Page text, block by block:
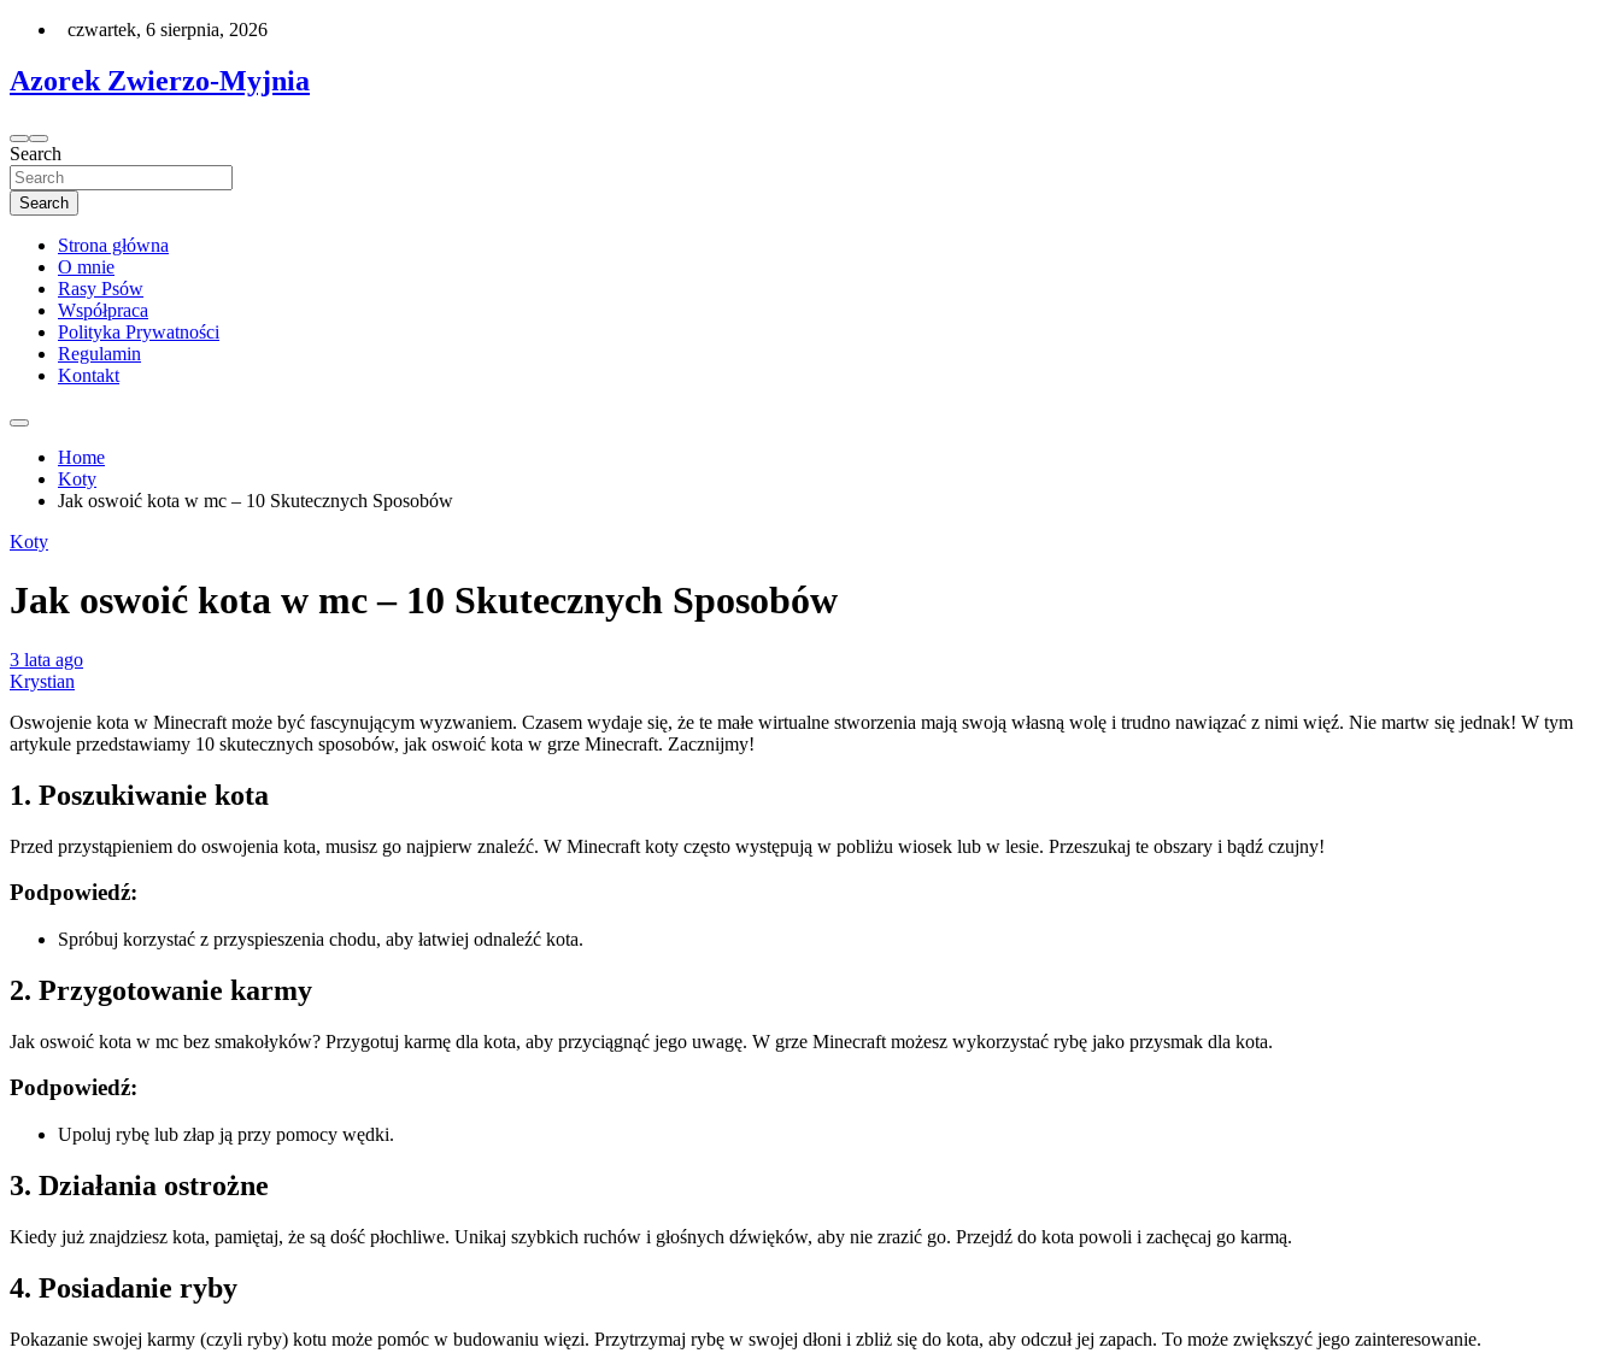
Skip
content
czwartek, 6 sierpnia, 2026
Azorek Zwierzo-Myjnia
Search
Search
Strona główna
O mnie
Rasy Psów
Współpraca
Polityka Prywatności
Regulamin
Kontakt
Home
Koty
Jak oswoić kota w mc – 10 Skutecznych Sposobów
Koty
Jak oswoić kota w mc – 10 Skutecznych Sposobów
3 lata ago
Krystian
Oswojenie kota w Minecraft może być fascynującym wyzwaniem. Czasem wydaje się, że te małe wirtualne stworzenia mają swoją własną wolę i trudno nawiązać z nimi więź. Nie martw się jednak! W tym
artykule przedstawiamy 10 skutecznych sposobów, jak oswoić kota w grze Minecraft. Zacznijmy!
1. Poszukiwanie kota
Przed przystąpieniem do oswojenia kota, musisz go najpierw znaleźć. W Minecraft koty często występują w pobliżu wiosek lub w lesie. Przeszukaj te obszary i bądź czujny!
Podpowiedź:
Spróbuj korzystać z przyspieszenia chodu, aby łatwiej odnaleźć kota.
2. Przygotowanie karmy
Jak oswoić kota w mc bez smakołyków? Przygotuj karmę dla kota, aby przyciągnąć jego uwagę. W grze Minecraft możesz wykorzystać rybę jako przysmak dla kota.
Podpowiedź:
Upoluj rybę lub złap ją przy pomocy wędki.
3. Działania ostrożne
Kiedy już znajdziesz kota, pamiętaj, że są dość płochliwe. Unikaj szybkich ruchów i głośnych dźwięków, aby nie zrazić go. Przejdź do kota powoli i zachęcaj go karmą.
4. Posiadanie ryby
Pokazanie swojej karmy (czyli ryby) kotu może pomóc w budowaniu więzi. Przytrzymaj rybę w swojej dłoni i zbliż się do kota, aby odczuł jej zapach. To może zwiększyć jego zainteresowanie.